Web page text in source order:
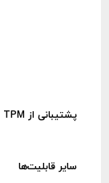
پشتیبانی از TPM
سایر قابلیت‌ها